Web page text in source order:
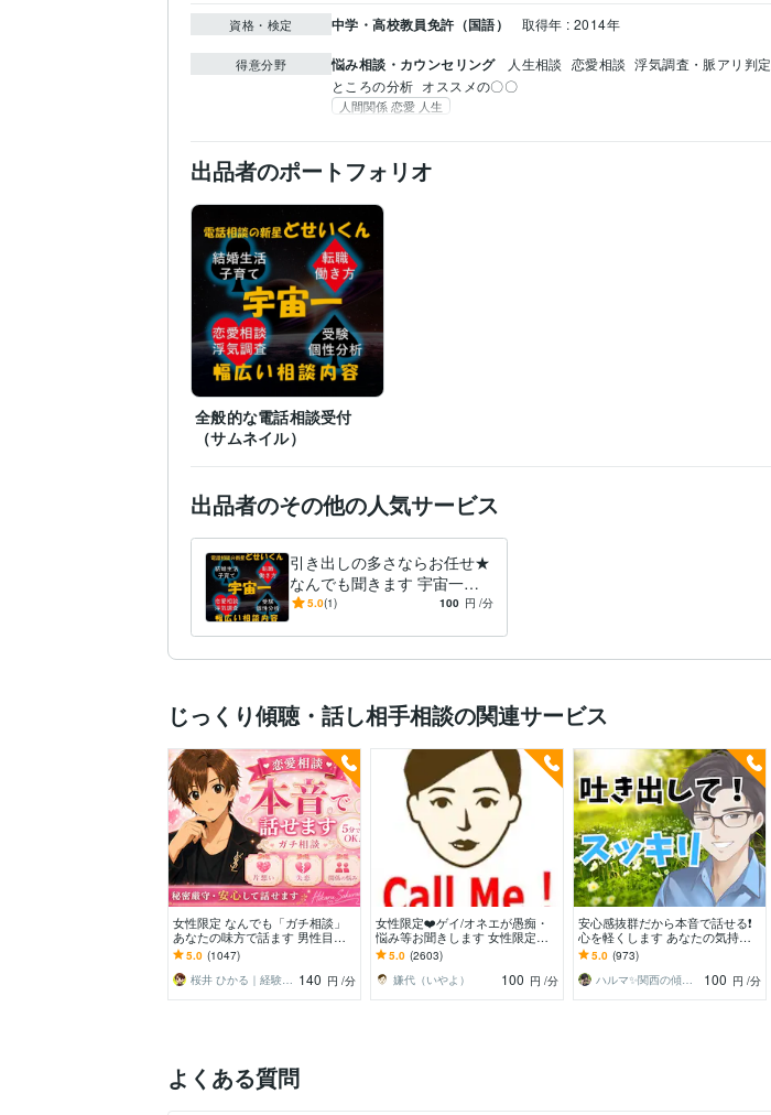
資格・検定 中学・高校教員免許（国語） 取得年 : 2014年
得意分野 悩み相談・カウンセリング 人生相談 恋愛相談 浮気調査・脈アリ判定
ところの分析 オススメの〇〇
人間関係 恋愛 人生
出品者のポートフォリオ
全般的な電話相談受付
（サムネイル）
出品者のその他の人気サービス
引き出しの多さならお任せ★
なんでも聞きます 宇宙一幅
広い電話相談を目指してます
5.0(1) 100 円 /分
じっくり傾聴・話し相手相談の関連サービス
女性限定 なんでも「ガチ相談」
あなたの味方で話ます 男性目線
で、あなたの恋の“答え”を言葉に
します。
5.0 (1047)
桜井 ひかる｜経験豊富の恋愛相談室 140 円 /分
女性限定❤️ゲイ/オネエが愚痴・
悩み等お聞きします 女性限定！
ゲイ/オネエが恋愛/人間関係など
何でも聞くわよ！
5.0 (2603)
嫌代（いやよ）
100 円 /分
安心感抜群だから本音で話せる❗️
心を軽くします あなたの気持ち
を最優先✨否定せず秘密厳守！愚
痴・雑談OK
5.0 (973)
ハルマ✨関西の傾聴マスター
100 円 /分
よくある質問